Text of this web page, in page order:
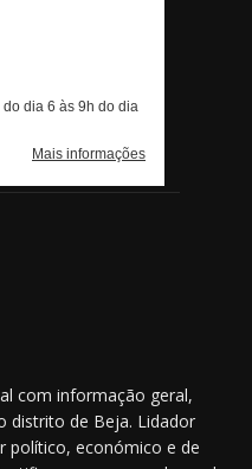
com informação geral,
distrito de Beja. Lidador
político, económico e de